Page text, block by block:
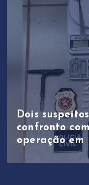
Dois
confronto
operação em